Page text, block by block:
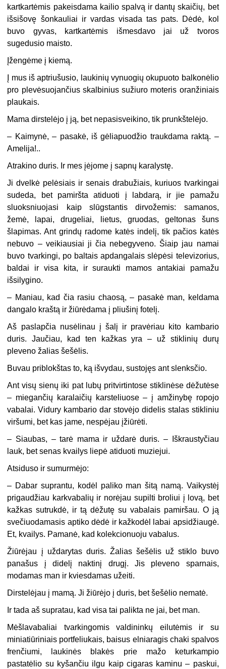
kartkartėmis pakeisdama kailio spalvą ir dantų skaičių, bet
išsišovę šonkauliai ir vardas visada tas pats. Dėdė, kol
buvo gyvas, kartkartėmis išmesdavo jai už tvoros
sugedusio maisto.
Įžengėme į kiemą.
Į mus iš aptriušusio, laukinių vynuogių okupuoto balkonėlio
pro plevėsuojančius skalbinius sužiuro moteris oranžiniais
plaukais.
Mama dirstelėjo į ją, bet nepasisveikino, tik prunkštelėjo.
– Kaimynė, – pasakė, iš gėliapuodžio traukdama raktą. –
Amelija!..
Atrakino duris. Ir mes įėjome į sapnų karalystę.
Ji dvelkė pelėsiais ir senais drabužiais, kuriuos tvarkingai
sudeda, bet pamiršta atiduoti į labdarą, ir jie pamažu
sluoksniuojasi kaip slūgstantis dirvožemis: samanos,
žemė, lapai, drugeliai, lietus, gruodas, geltonas šuns
šlapimas. Ant grindų radome katės indelį, tik pačios katės
nebuvo – veikiausiai ji čia nebegyveno. Šiaip jau namai
buvo tvarkingi, po baltais apdangalais slėpėsi televizorius,
baldai ir visa kita, ir suraukti mamos antakiai pamažu
išsilygino.
– Maniau, kad čia rasiu chaosą, – pasakė man, keldama
dangalo kraštą ir žiūrėdama į pliušinį fotelį.
Aš paslapčia nusėlinau į šalį ir pravėriau kito kambario
duris. Jaučiau, kad ten kažkas yra – už stiklinių durų
pleveno žalias šešėlis.
Buvau priblokštas to, ką išvydau, sustojęs ant slenksčio.
Ant visų sienų iki pat lubų pritvirtintose stiklinėse dėžutėse
– miegančių karalaičių karsteliuose – į amžinybę ropojo
vabalai. Vidury kambario dar stovėjo didelis stalas stikliniu
viršumi, bet kas jame, nespėjau įžiūrėti.
– Siaubas, – tarė mama ir uždarė duris. – Iškraustyčiau
lauk, bet senas kvailys liepė atiduoti muziejui.
Atsiduso ir sumurmėjo:
– Dabar suprantu, kodėl paliko man šitą namą. Vaikystėj
prigaudžiau karkvabalių ir norėjau supilti broliui į lovą, bet
kažkas sutrukdė, ir tą dėžutę su vabalais pamiršau. O ją
svečiuodamasis aptiko dėdė ir kažkodėl labai apsidžiaugė.
Et, kvailys. Pamanė, kad kolekcionuoju vabalus.
Žiūrėjau į uždarytas duris. Žalias šešėlis už stiklo buvo
panašus į didelį naktinį drugį. Jis pleveno sparnais,
modamas man ir kviesdamas užeiti.
Dirstelėjau į mamą. Ji žiūrėjo į duris, bet šešėlio nematė.
Ir tada aš supratau, kad visa tai palikta ne jai, bet man.
Mėšlavabaliai tvarkingomis valdininkų eilutėmis ir su
miniatiūriniais portfeliukais, baisus elniaragis chaki spalvos
frenčiumi, laukinės blakės prie mažo keturkampio
pastatėlio su kyšančiu ilgu kaip cigaras kaminu – paskui,